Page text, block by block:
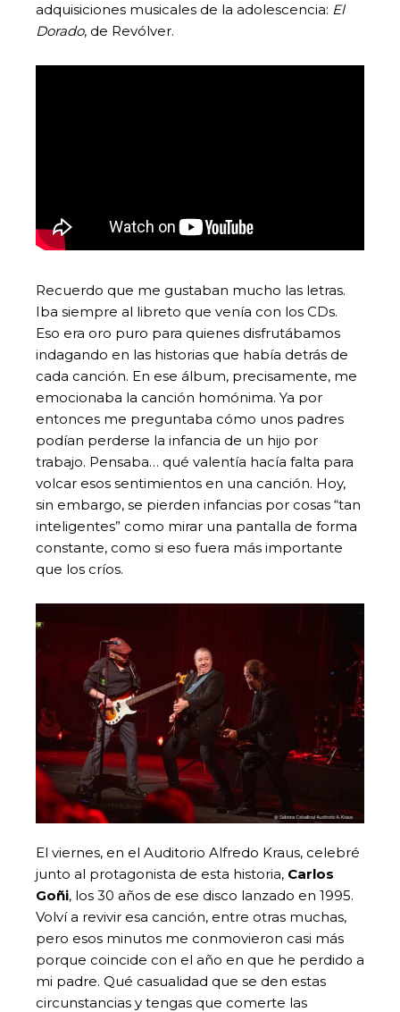
adquisiciones musicales de la adolescencia: El
Dorado, de Revólver.
Recuerdo que me gustaban mucho las letras.
Iba siempre al libreto que venía con los CDs.
Eso era oro puro para quienes disfrutábamos
indagando en las historias que había detrás de
cada canción. En ese álbum, precisamente, me
emocionaba la canción homónima. Ya por
entonces me preguntaba cómo unos padres
podían perderse la infancia de un hijo por
trabajo. Pensaba… qué valentía hacía falta para
volcar esos sentimientos en una canción. Hoy,
sin embargo, se pierden infancias por cosas “tan
inteligentes” como mirar una pantalla de forma
constante, como si eso fuera más importante
que los críos.
El viernes, en el Auditorio Alfredo Kraus, celebré
junto al protagonista de esta historia, Carlos
Goñi, los 30 años de ese disco lanzado en 1995.
Volví a revivir esa canción, entre otras muchas,
pero esos minutos me conmovieron casi más
porque coincide con el año en que he perdido a
mi padre. Qué casualidad que se den estas
circunstancias y tengas que comerte las